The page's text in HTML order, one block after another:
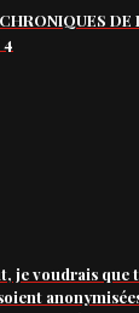
DE
4
je voudrais que